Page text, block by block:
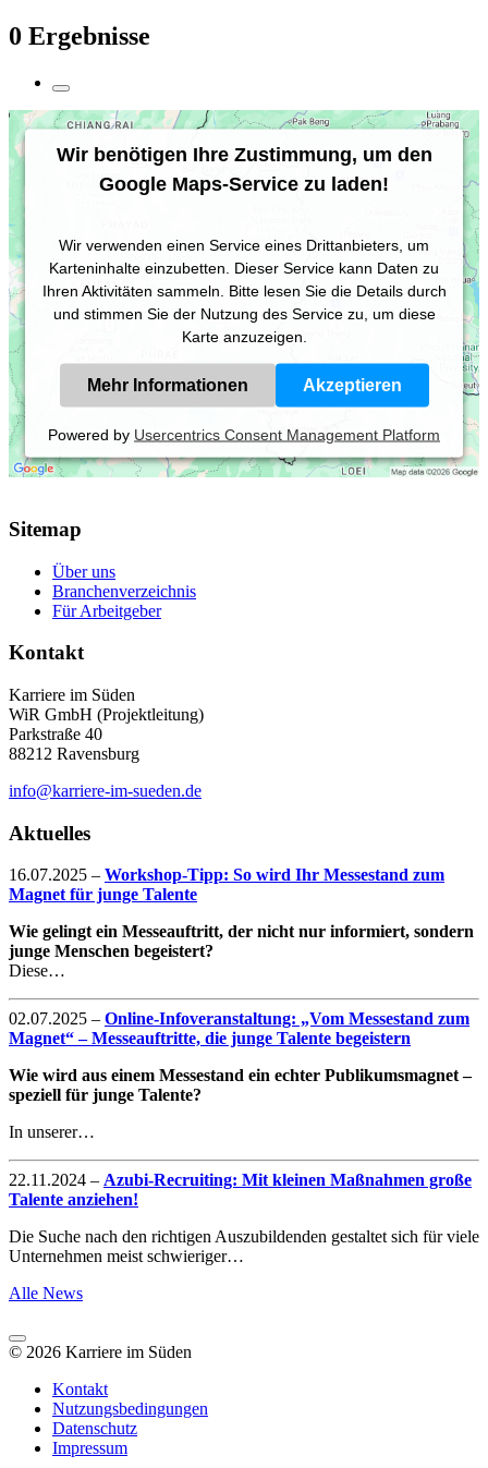
0 Ergebnisse
Wir benötigen Ihre Zustimmung, um den
Google Maps-Service zu laden!
Wir verwenden einen Service eines Drittanbieters, um
Karteninhalte einzubetten. Dieser Service kann Daten zu
Ihren Aktivitäten sammeln. Bitte lesen Sie die Details durch
und stimmen Sie der Nutzung des Service zu, um diese
Karte anzuzeigen.
Mehr Informationen Akzeptieren
Powered by Usercentrics Consent Management Platform
Sitemap
Über uns
Branchenverzeichnis
Für Arbeitgeber
Kontakt
Karriere im Süden
WiR GmbH (Projektleitung)
Parkstraße 40
88212 Ravensburg
info@karriere-im-sueden.de
Aktuelles
16.07.2025 – Workshop-Tipp: So wird Ihr Messestand zum
Magnet für junge Talente
Wie gelingt ein Messeauftritt, der nicht nur informiert, sondern
junge Menschen begeistert?
Diese…
02.07.2025 – Online-Infoveranstaltung: „Vom Messestand zum
Magnet“ – Messeauftritte, die junge Talente begeistern
Wie wird aus einem Messestand ein echter Publikumsmagnet –
speziell für junge Talente?
In unserer…
22.11.2024 – Azubi-Recruiting: Mit kleinen Maßnahmen große
Talente anziehen!
Die Suche nach den richtigen Auszubildenden gestaltet sich für viele
Unternehmen meist schwieriger…
Alle News
© 2026 Karriere im Süden
Kontakt
Nutzungsbedingungen
Datenschutz
Impressum